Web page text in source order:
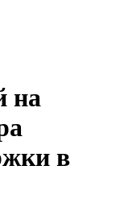
на
в